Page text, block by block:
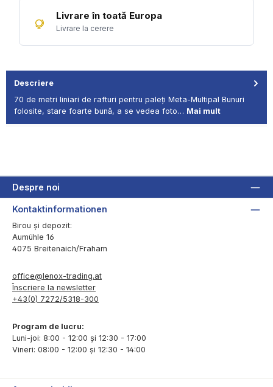
Livrare în toată Europa
Livrare la cerere
Descriere
70 de metri liniari de rafturi pentru paleți Meta-Multipal Bunuri
folosite, stare foarte bună, a se vedea foto… Mai mult
Despre noi
Kontaktinformationen
Birou și depozit:
Aumühle 16
4075 Breitenaich/Fraham
office@lenox-trading.at
Înscriere la newsletter
+43(0) 7272/5318-300
Program de lucru:
Luni-joi: 8:00 - 12:00 și 12:30 - 17:00
Vineri: 08:00 - 12:00 și 12:30 - 14:00